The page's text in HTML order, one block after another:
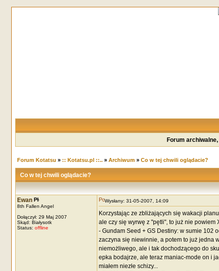
Forum
Forum Kotatsu » :: Kotatsu.pl ::..» Archiwum» Co w tej chwili oglądacie?
Co w tej chwili oglądacie?
Ewan
8th Fallen Angel
Dołączył: 29 Maj 2007
Skąd: Białysotk
Status: offline
Wysłany: 31-05-2007, 14:09
Korzystając ze zbliżających się wakacji
ale czy się wyrwę z "pętli", to już nie powiem
- Gundam Seed + GS Destiny: w sumie 102
zaczyna się niewinnie, a potem to już jedna
niemożliwego, ale i tak dochodzącego do
epka bodajrze, ale teraz maniac-mode on i
miałem niezłe schizy...